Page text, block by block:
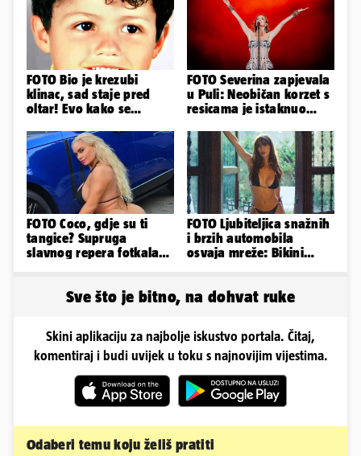
FOTO Bio je krezubi
klinac, sad staje pred
oltar! Evo kako se
najvećih...
FOTO Severina zapjevala
u Puli: Neobičan korzet s
resicama je istaknuo
FOTO Coco, gdje su ti
tangice? Supruga
slavnog repera fotkala
FOTO Ljubiteljica snažnih
i brzih automobila
osvaja mreže: Bikini
Sve što je bitno, na dohvat ruke
Skini aplikaciju za najbolje iskustvo portala. Čitaj,
komentiraj i budi uvijek u toku s najnovijim vijestima.
Odaberi temu koju želiš pratiti